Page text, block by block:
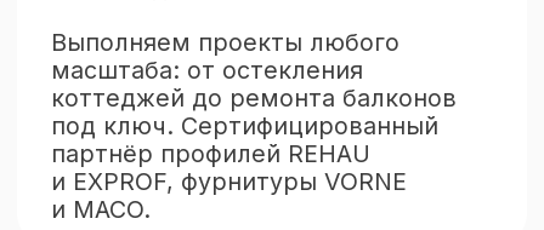
Вся представленная на сайте информация,
касающаяся оконных конструкций,
монтажных и отделочных работ, носит
информационный характер и не является
Чтобы рассчитать стоимость
остекления — напишите нам